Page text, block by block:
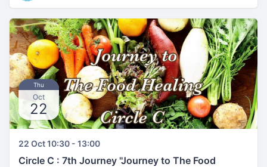
Thu
Oct
22
22 Oct 10:30 - 13:00
Circle C : 7th Journey ''Journey to The Food